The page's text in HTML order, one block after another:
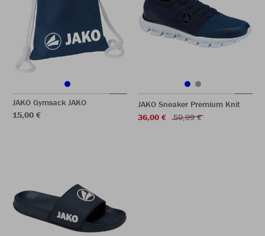
JAKO Gymsack JAKO
15,00 €
JAKO Sneaker Premium Knit
36,00 €
59,99 €